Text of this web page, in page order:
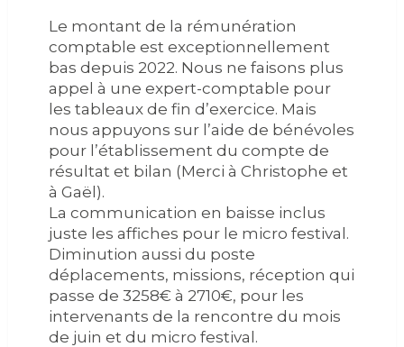
Le montant de la rémunération
comptable est exceptionnellement
bas depuis 2022. Nous ne faisons plus
appel à une expert-comptable pour
les tableaux de fin d’exercice. Mais
nous appuyons sur l’aide de bénévoles
pour l’établissement du compte de
résultat et bilan (Merci à Christophe et
à Gaël).
La communication en baisse inclus
juste les affiches pour le micro festival.
Diminution aussi du poste
déplacements, missions, réception qui
passe de 3258€ à 2710€, pour les
intervenants de la rencontre du mois
de juin et du micro festival.